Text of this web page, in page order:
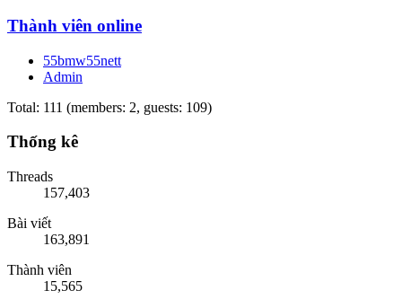
Thành viên online
55bmw55nett
Admin
Total: 111 (members: 2, guests: 109)
Thống kê
Threads
157,403
Bài viết
163,891
Thành viên
15,565